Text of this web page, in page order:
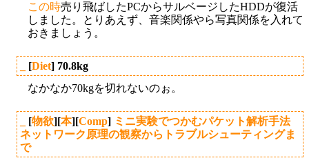
この時売り飛ばしたPCからサルベージしたHDDが復活
しました。とりあえず、音楽関係やら写真関係を入れて
おきましょう。
[Diet] 70.8kg
なかなか70kgを切れないのぉ。
[物欲][本][Comp] ミニ実験でつかむパケット解析手法
ネットワーク原理の観察からトラブルシューティングま
で